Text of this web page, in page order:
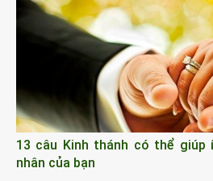
13 câu Kinh thánh có thể
nhân của bạn